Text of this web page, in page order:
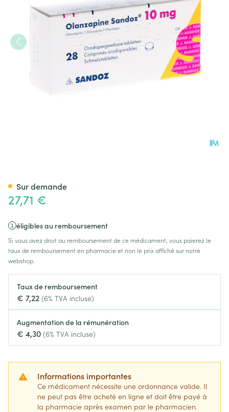
27,71 €
éligibles au remboursement
Si vous avez droit au remboursement de ce médicament, vous paierez le
taux de remboursement en pharmacie et non le prix affiché sur notre
webshop.
Taux de remboursement
€ 7,22 (6% TVA incluse)
Augmentation de la rémunération
€ 4,30 (6% TVA incluse)
Informations importantes
Ce médicament nécessite une ordonnance valide. Il
ne peut pas être acheté en ligne et doit être payé à
la pharmacie après examen par le pharmacien.
Sur demande